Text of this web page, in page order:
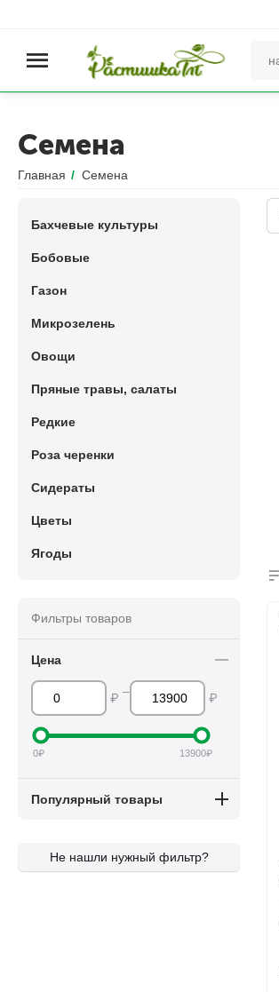
Семена
Главная / Семена
Бахчевые культуры
Бобовые
Газон
Микрозелень
Овощи
Пряные травы, салаты
Редкие
Роза черенки
Сидераты
Цветы
Ягоды
Фильтры товаров
Цена
₽ – ₽
0₽ 13900₽
Популярный товары
Не нашли нужный фильтр?